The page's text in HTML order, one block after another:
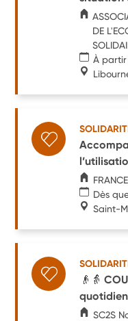
DE
À partir
Dès
Saint-
👴👵
SC2S